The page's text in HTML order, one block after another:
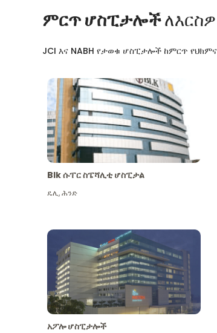
ምርጥ ሆስፒታሎች
JCI እና NABH የታወቁ ሆስፒታሎች ከምርጥ
Blk ሱፐር ስፔሻሊቲ ሆስፒታል
ዴሊ,ሕንድ
አፖሎ ሆስፒታሎች